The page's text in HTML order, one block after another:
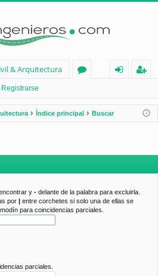
& Arquitectura
os
nt
ifi
ist
ra
Registrarse
Índice principal Buscar
y - delante de la palabra para excluirla.
por | entre corchetes si solo una de ellas se
para coincidencias parciales.
parciales.